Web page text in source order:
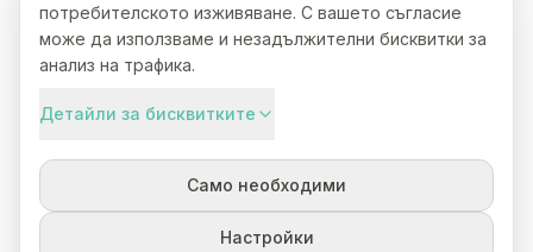
Свържете се с нас
Бунгала
Кариери
потребителското изживяване. С вашето съгласие
може да използваме и незадължителни бисквитки за
анализ на трафика.
Детайли за бисквитките
Само необходими
Настройки